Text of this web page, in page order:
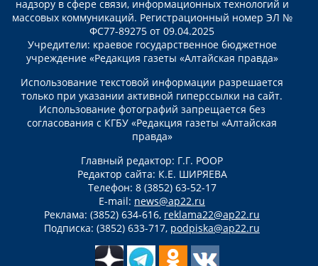
надзору в сфере связи, информационных технологий и
массовых коммуникаций. Регистрационный номер ЭЛ №
ФС77-89275 от 09.04.2025
Учредители: краевое государственное бюджетное
учреждение «Редакция газеты «Алтайская правда»
Использование текстовой информации разрешается
только при указании активной гиперссылки на сайт.
Использование фотографий запрещается без
согласования с КГБУ «Редакция газеты «Алтайская
правда»
Главный редактор: Г.Г. РООР
Редактор сайта: К.Е. ШИРЯЕВА
Телефон: 8 (3852) 63-52-17
E-mail: news@ap22.ru
Реклама: (3852) 634-616, reklama22@ap22.ru
Подписка: (3852) 633-717, podpiska@ap22.ru